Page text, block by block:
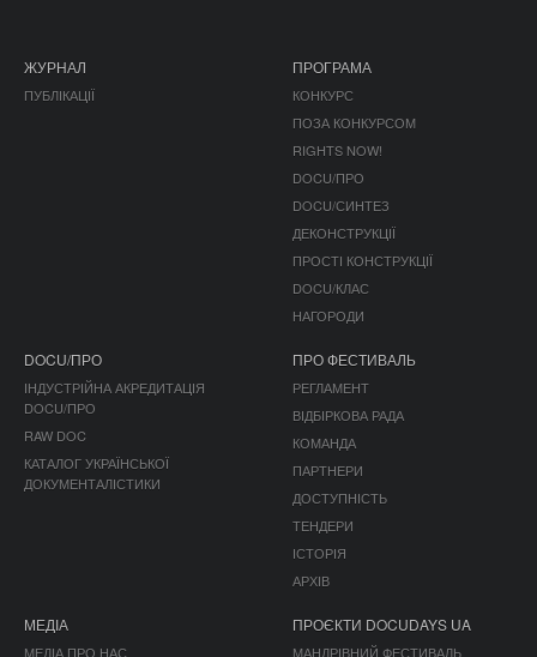
ЖУРНАЛ
ПУБЛІКАЦІЇ
ПРОГРАМА
КОНКУРС
ПОЗА КОНКУРСОМ
RIGHTS NOW!
DOCU/ПРО
DOCU/СИНТЕЗ
ДЕКОНСТРУКЦІЇ
ПРОСТІ КОНСТРУКЦІЇ
DOCU/КЛАС
НАГОРОДИ
DOCU/ПРО
ІНДУСТРІЙНА АКРЕДИТАЦІЯ
DOCU/ПРО
RAW DOC
КАТАЛОГ УКРАЇНСЬКОЇ
ДОКУМЕНТАЛІСТИКИ
ПРО ФЕСТИВАЛЬ
РЕГЛАМЕНТ
ВІДБІРКОВА РАДА
КОМАНДА
ПАРТНЕРИ
ДОСТУПНІСТЬ
ТЕНДЕРИ
ІСТОРІЯ
АРХІВ
МЕДІА
МЕДІА ПРО НАС
ПРОЄКТИ DOCUDAYS UA
МАНДРІВНИЙ ФЕСТИВАЛЬ